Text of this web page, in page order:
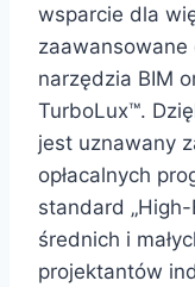
wsparcie dla
narzędzia BIM
TurboLux™.
jest uznawany
opłacalnych
standard
średnich i
projektantów